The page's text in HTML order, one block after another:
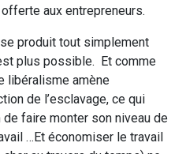
aux entrepreneurs.
produit tout simplement
plus possible. Et comme
libéralisme amène
de l’esclavage, ce qui
faire monter son niveau de
…Et économiser le travail